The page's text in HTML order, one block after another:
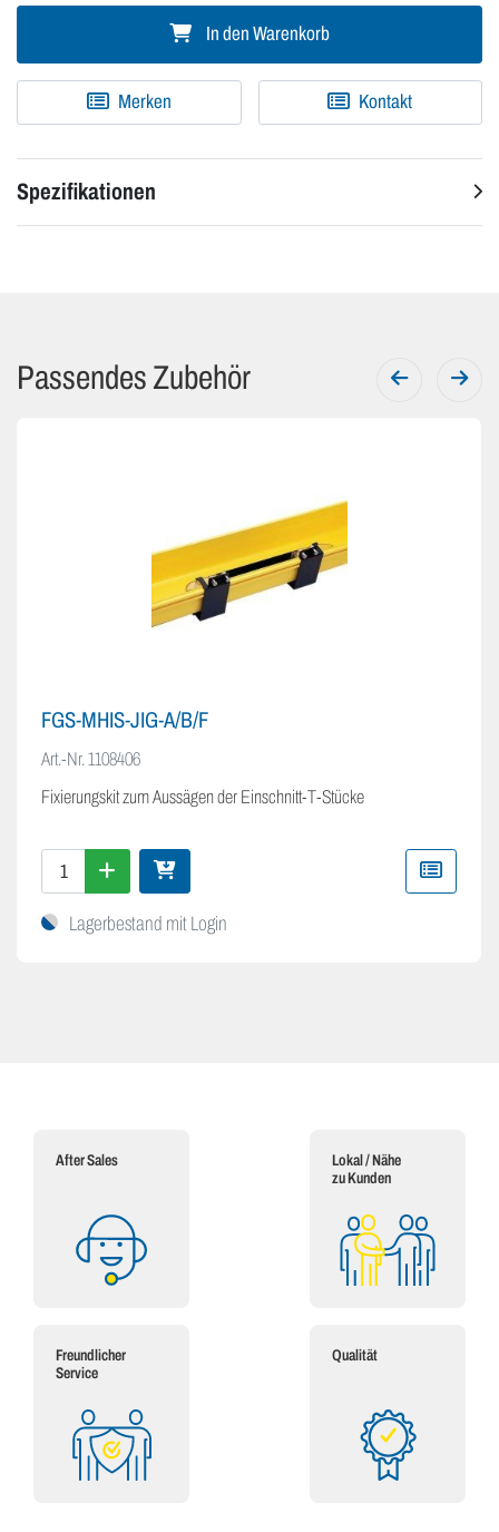
In den Warenkorb
Merken Kontakt
Spezifikationen
Passendes Zubehör
FGS-MHIS-JIG-A/B/F
Art.-Nr.1108406
Fixierungskit zum Aussägen der Einschnitt-T-Stücke
Lagerbestand mit Login
After Sales
Lokal / Nähe
zu Kunden
Freundlicher
Service
Qualität